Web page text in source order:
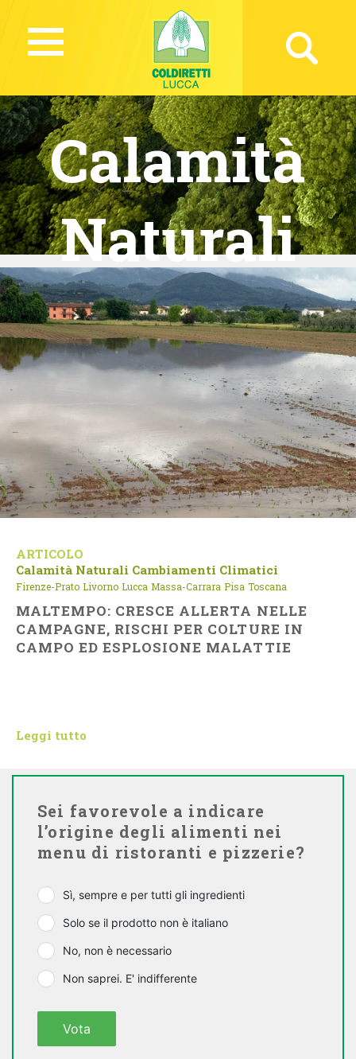
Calamità
Naturali
ARTICOLO
Calamità Naturali Cambiamenti Climatici
Firenze-Prato Livorno Lucca Massa-Carrara Pisa Toscana
MALTEMPO: CRESCE ALLERTA NELLE
CAMPAGNE, RISCHI PER COLTURE IN
CAMPO ED ESPLOSIONE MALATTIE
Leggi tutto
Sei favorevole a indicare
l’origine degli alimenti nei
menu di ristoranti e pizzerie?
Sì, sempre e per tutti gli ingredienti
Solo se il prodotto non è italiano
No, non è necessario
Non saprei. E' indifferente
Vota